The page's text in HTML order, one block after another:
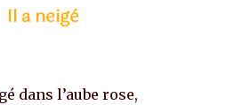
Il a neigé
dans l’aube rose,